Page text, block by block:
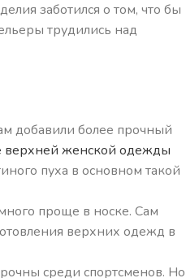
заботился о том, что бы
трудились над
добавили более прочный
верхней женской одежды
пуха в основном такой
проще в носке. Сам
верхних одежд в
среди спортсменов. Но